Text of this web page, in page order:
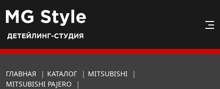
ГЛАВНАЯ | КАТАЛОГ | MITSUBISHI
|
MITSUBISHI PAJERO
|